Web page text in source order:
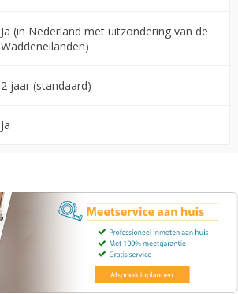
Ja (in Nederland met uitzondering van de
Waddeneilanden)
2 jaar (standaard)
Ja